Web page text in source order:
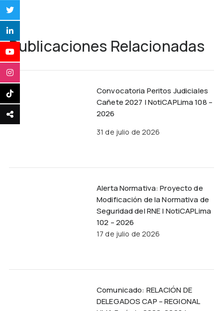
Publicaciones Relacionadas
Convocatoria Peritos Judiciales
Cañete 2027 | NotiCAPLima 108 –
2026
31 de julio de 2026
Alerta Normativa: Proyecto de
Modificación de la Normativa de
Seguridad del RNE | NotiCAPLima
102 – 2026
17 de julio de 2026
Comunicado: RELACIÓN DE
DELEGADOS CAP – REGIONAL